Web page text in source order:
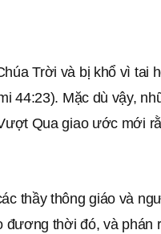
Trời và bị khổ vì tai
44:23). Mặc dù vậy,
Qua giao ước mới
thầy thông giáo và
đương thời đó, và phán